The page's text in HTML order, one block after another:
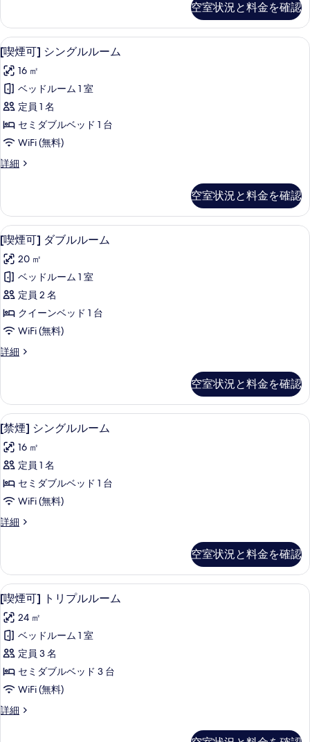
OK★
の
す
べ
て
の
写
真
を
示
す
る
細
す
べ
て
の
写
真
を
表
る
詳
ダ
ー
ド
シ
ン
グ
ル
ル
ー
望
な
し,
喫
煙
可
(ベ
ッ
ー
ム
エ
コ
ノ
ミ
ー
852)
べ
て
の
写
真
を
表
示
ー,
ス
タ
ン
ダ
ー
ド
シ
ン
グ
ル
ル
望
な
し,
喫
煙
可
(ベ
ッ
ド
ー
ム
エ
ミ
852)
の
詳
細
空室状況と料金を確認
[喫
煙
可]
シ
ン
グ
ル
ム
の
す
べ
て
の
写
真
を
す
る
羽毛の掛け布団、デスク、ノートパ
13
[喫煙可] シングルルーム
16 ㎡
ベッドルーム 1 室
定員 1 名
セミダブルベッド 1 台
WiFi (無料)
詳細
[喫
ン
グ
ル
ル
ー
ム
の
詳
細
空室状況と料金を確認
[喫
煙
可]
ダ
ブ
ル
ー
の
す
べ
て
の
写
真
を
す
る
[喫煙可] ダブルルーム | 羽毛の掛け
9
[喫煙可] ダブルルーム
20 ㎡
ベッドルーム 1 室
定員 2 名
クイーンベッド 1 台
WiFi (無料)
詳細
[喫
ブ
ル
ル
ー
ム
の
細
空室状況と料金を確認
[禁
煙]
シ
ン
グ
ル
ム
の
す
べ
て
の
写
真
を
羽毛の掛け布団、デスク、ノートパ
11
[禁煙] シングルルーム
16 ㎡
定員 1 名
セミダブルベッド 1 台
WiFi (無料)
詳細
[禁
グ
ル
ル
ー
ム
の
詳
細
空室状況と料金を確認
[喫
煙
可]
ト
リ
プ
ル
[喫煙可] トリプルルーム | 羽毛の掛
8
[喫煙可] トリプルルーム
24 ㎡
ベッドルーム 1 室
定員 3 名
セミダブルベッド 3 台
WiFi (無料)
詳細
[喫